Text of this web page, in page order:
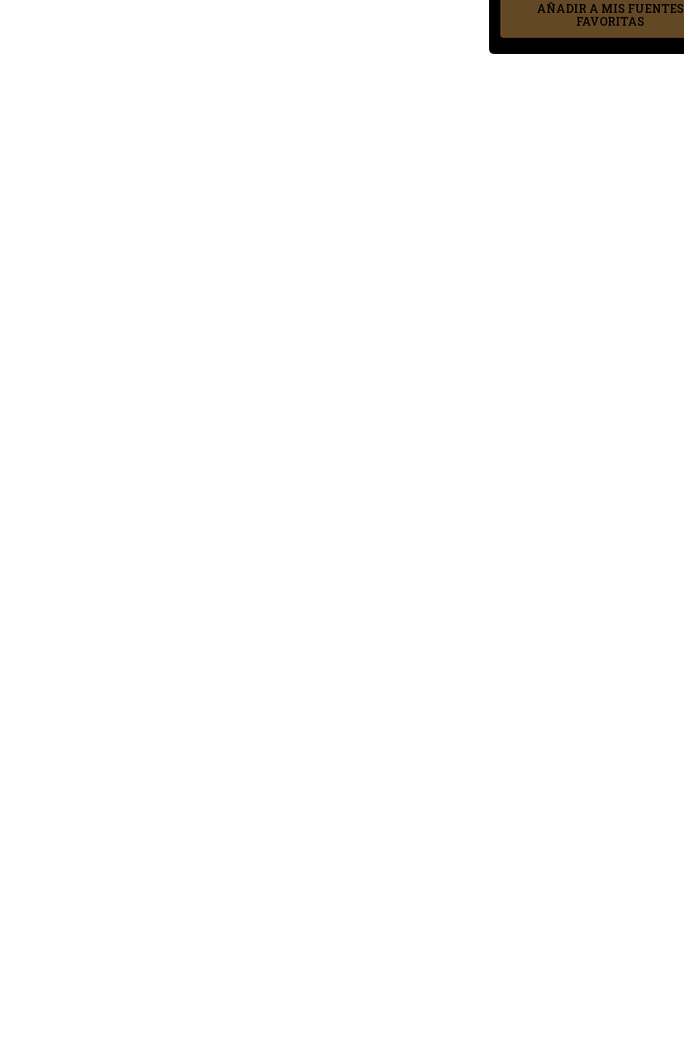
AÑADIR A MIS FUENTES
FAVORITAS